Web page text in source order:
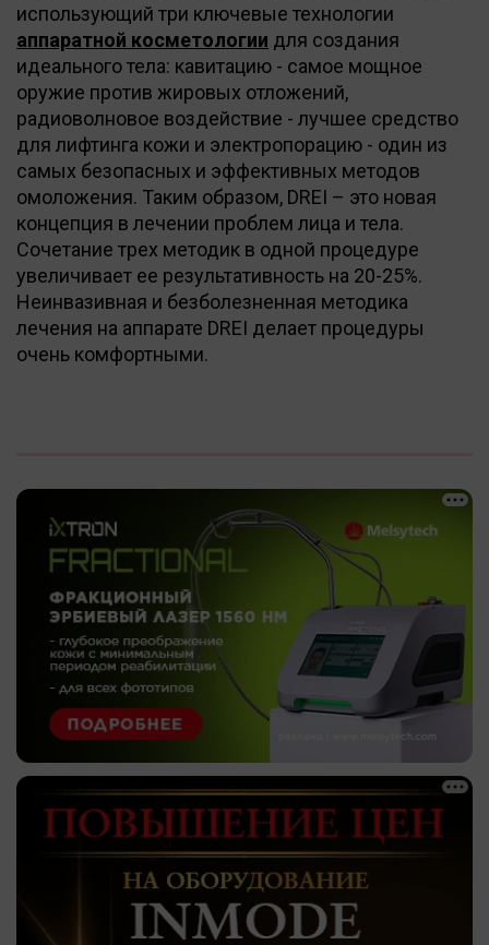
использующий три ключевые технологии
аппаратной косметологии для создания
идеального тела: кавитацию - самое мощное
оружие против жировых отложений,
радиоволновое воздействие - лучшее средство
для лифтинга кожи и электропорацию - один из
самых безопасных и эффективных методов
омоложения. Таким образом, DREI – это новая
концепция в лечении проблем лица и тела.
Сочетание трех методик в одной процедуре
увеличивает ее результативность на 20-25%.
Неинвазивная и безболезненная методика
лечения на аппарате DREI делает процедуры
очень комфортными.